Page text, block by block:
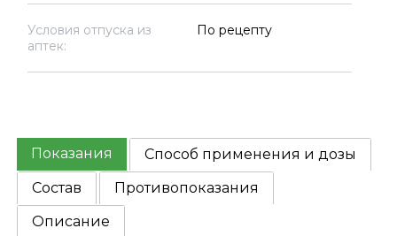
Условия отпуска из
аптек:
По рецепту
Показания
Способ применения и дозы
Состав
Противопоказания
Описание